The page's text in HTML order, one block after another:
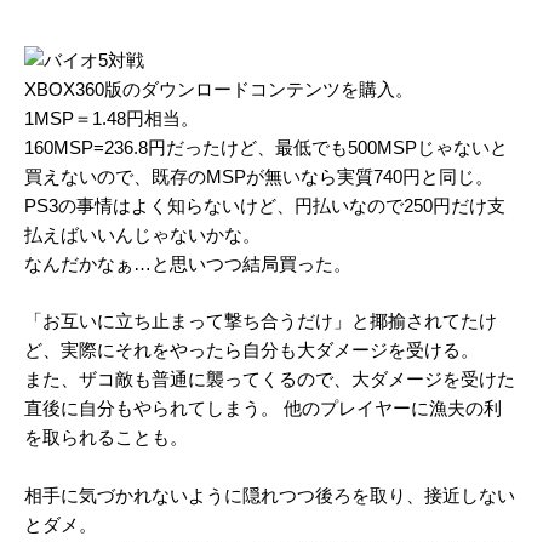
XBOX360版のダウンロードコンテンツを購入。
1MSP＝1.48円相当。
160MSP=236.8円だったけど、最低でも500MSPじゃないと
買えないので、既存のMSPが無いなら実質740円と同じ。
PS3の事情はよく知らないけど、円払いなので250円だけ支
払えばいいんじゃないかな。
なんだかなぁ…と思いつつ結局買った。
「お互いに立ち止まって撃ち合うだけ」と揶揄されてたけ
ど、実際にそれをやったら自分も大ダメージを受ける。
また、ザコ敵も普通に襲ってくるので、大ダメージを受けた
直後に自分もやられてしまう。 他のプレイヤーに漁夫の利
を取られることも。
相手に気づかれないように隠れつつ後ろを取り、接近しない
とダメ。